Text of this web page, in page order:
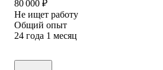
80 000 ₽
Не ищет работу
Общий опыт
24 года 1 месяц